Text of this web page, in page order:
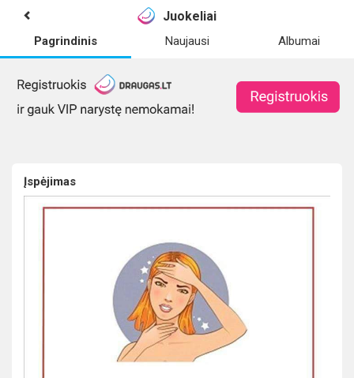
Juokeliai
Pagrindinis Naujausi Albumai
Įspėjimas